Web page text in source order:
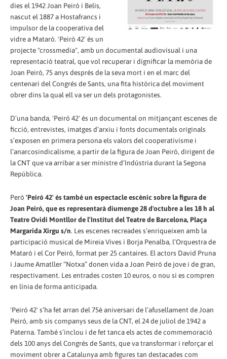
dies el 1942 Joan Peiró i Belis,
nascut el 1887 a Hostafrancs i
impulsor de la cooperativa del
vidre a Mataró. 'Peiró 42' és un
projecte "crossmedia", amb un documental audiovisual i una
representació teatral, que vol recuperar i dignificar la memòria de
Joan Peiró, 75 anys després de la seva mort i en el marc del
centenari del Congrés de Sants, una fita històrica del moviment
obrer dins la qual ell va ser un dels protagonistes.
D’una banda, 'Peiró 42' és un documental on mitjançant escenes de
ficció, entrevistes, imatges d’arxiu i fonts documentals originals
s’exposen en primera persona els valors del cooperativisme i
l’anarcosindicalisme, a partir de la figura de Joan Peiró, dirigent de
la CNT que va arribar a ser ministre d’Indústria durant la Segona
República.
Però 'Peiró 42' és també un espectacle escènic sobre la figura de
Joan Peiró, que es representarà diumenge 28 d'octubre a les 18 h al
Teatre Ovidi Montllor de l’Institut del Teatre de Barcelona, Plaça
Margarida Xirgu s/n. Les escenes recreades s’enriqueixen amb la
participació musical de Mireia Vives i Borja Penalba, l’Orquestra de
Mataró i el Cor Peiró, format per 25 cantaires. El actors David Pruna
i Jaume Amatller “Notxa” donen vida a Joan Peiró de jove i de gran,
respectivament. Les entrades costen 10 euros, o nou si es compren
en línia de forma anticipada.
'Peiró 42' s’ha fet arran del 75è aniversari de l’afusellament de Joan
Peiró, amb sis companys seus de la CNT, el 24 de juliol de 1942 a
Paterna. També s’inclou i de fet tanca els actes de commemoració
dels 100 anys del Congrés de Sants, que va transformar i reforçar el
moviment obrer a Catalunya amb figures tan destacades com